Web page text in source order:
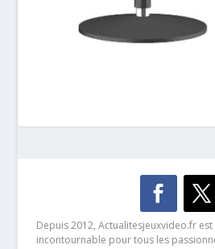
Depuis 2012, Actualitesjeuxvideo.fr
incontournable pour tous les